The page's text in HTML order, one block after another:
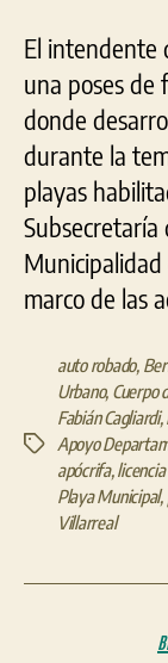
El intendente
una poses de
donde
durante la
playas
Subsecretaría
marco de las
Etiquetas
auto robado,
Urbano, Cuerpo
Fabián Cagliardi,
Apoyo
apócrifa,
Playa Municipal,
Villarreal